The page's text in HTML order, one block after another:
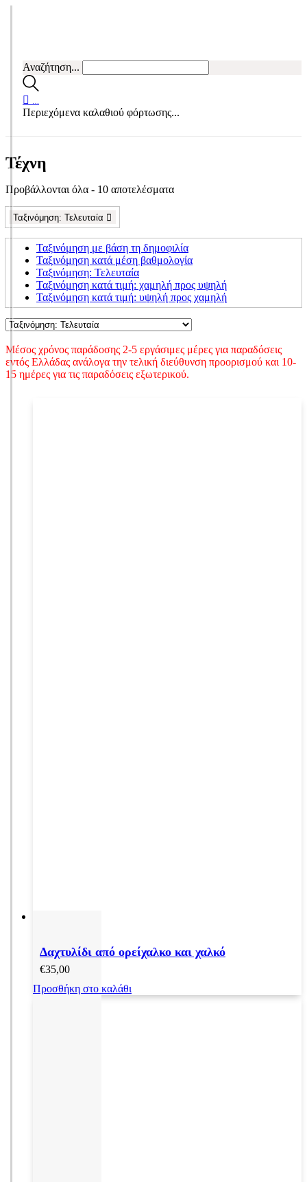
Αναζήτηση...
Περιεχόμενα καλαθιού φόρτωσης...
Τέχνη
Προβάλλονται όλα - 10 αποτελέσματαSorted
Ταξινόμηση: Τελευταία
Ταξινόμηση με βάση τη δημοφιλία
Ταξινόμηση κατά μέση βαθμολογία
Ταξινόμηση: Τελευταία
Ταξινόμηση κατά τιμή: χαμηλή προς υψηλή
Ταξινόμηση κατά τιμή: υψηλή προς χαμηλή
Μέσος χρόνος παράδοσης 2-5 εργάσιμες μέρες για παραδόσεις
εντός Ελλάδας ανάλογα την τελική διεύθυνση προορισμού και 10-
15 ημέρες για τις παραδόσεις εξωτερικού.
Δαχτυλίδι από ορείχαλκο και χαλκό
€35,00
Προσθήκη στο καλάθι